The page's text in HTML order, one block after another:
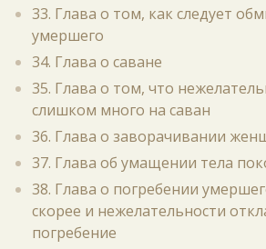
33. Глава о том, как следует
умершего
34. Глава о саване
35. Глава о том, что
слишком много на саван
36. Глава о заворачивании
37. Глава об умащении тела
38. Глава о погребении
скорее и нежелательности
погребение